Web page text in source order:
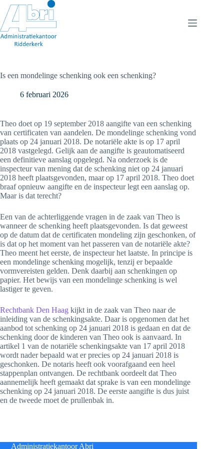
naar
de
inhoud
Is een mondelinge schenking ook een schenking?
6 februari 2026
Theo doet op 19 september 2018 aangifte van een schenking
van certificaten van aandelen. De mondelinge schenking vond
plaats op 24 januari 2018. De notariële akte is op 17 april
2018 vastgelegd. Gelijk aan de aangifte is geautomatiseerd
een definitieve aanslag opgelegd. Na onderzoek is de
inspecteur van mening dat de schenking niet op 24 januari
2018 heeft plaatsgevonden, maar op 17 april 2018. Theo doet
braaf opnieuw aangifte en de inspecteur legt een aanslag op.
Maar is dat terecht?
Een van de achterliggende vragen in de zaak van Theo is
wanneer de schenking heeft plaatsgevonden. Is dat geweest
op de datum dat de certificaten mondeling zijn geschonken, of
is dat op het moment van het passeren van de notariële akte?
Theo meent het eerste, de inspecteur het laatste. In principe is
een mondelinge schenking mogelijk, tenzij er bepaalde
vormvereisten gelden. Denk daarbij aan schenkingen op
papier. Het bewijs van een mondelinge schenking is wel
lastiger te geven.
Rechtbank Den Haag kijkt in de zaak van Theo naar de
inleiding van de schenkingsakte. Daar is opgenomen dat het
aanbod tot schenking op 24 januari 2018 is gedaan en dat de
schenking door de kinderen van Theo ook is aanvaard. In
artikel 1 van de notariële schenkingsakte van 17 april 2018
wordt nader bepaald wat er precies op 24 januari 2018 is
geschonken. De notaris heeft ook voorafgaand een heel
stappenplan ontvangen. De rechtbank oordeelt dat Theo
aannemelijk heeft gemaakt dat sprake is van een mondelinge
schenking op 24 januari 2018. De eerste aangifte is dus juist
en de tweede moet de prullenbak in.
Administratiekantoor Abri